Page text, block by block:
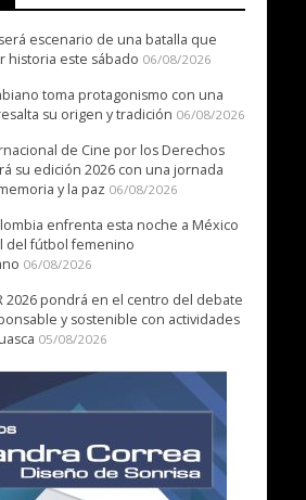
escenario de una batalla que
historia este sábado 06/08/2026
toma protagonismo con una
su origen y tradición 06/08/2026
de Cine por los Derechos
su edición 2026 con una jornada
y la paz 06/08/2026
enfrenta esta noche a México
del fútbol femenino
06/08/2026
2026 pondrá en el centro del debate
y sostenible con actividades
05/08/2026